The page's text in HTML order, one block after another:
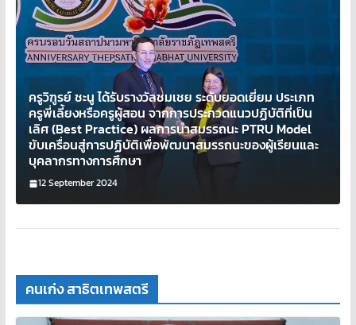
ครูวิฑูรย์ ชะนู ได้รับรางวัลชมเชย ระดับยอดเยี่ยม ประเภท
ครูพี่เลี้ยงหรือครูผู้สอน จากการประกวดแนวปฏิบัติที่เป็น
เลิศ (Best Practice) ผลการนำสมรรถนะ PTRU Model
ขับเครื่อนสู่การปฏิบัติเพื่อพัฒนาสมรรถนะของผู้เรียนและ
บุคลากรทางการศึกษา
12 September 2024
คนเก่ง สาธิตเทพสตรี